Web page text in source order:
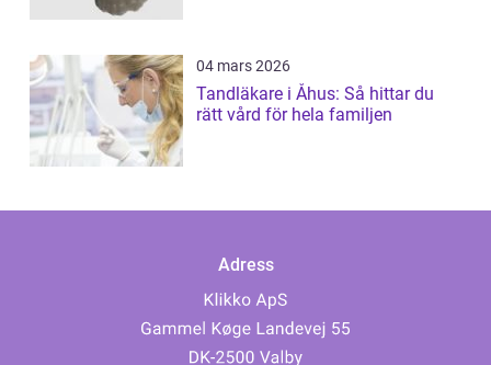
04 mars 2026
Tandläkare i Åhus: Så hittar du
rätt vård för hela familjen
Adress